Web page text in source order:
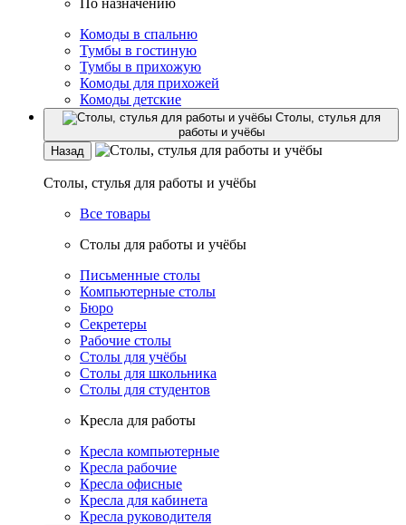
По назначению
Комоды в спальню
Тумбы в гостиную
Тумбы в прихожую
Комоды для прихожей
Комоды детские
Столы, стулья для
работы и учёбы
Назад
Столы, стулья для работы и учёбы
Все товары
Столы для работы и учёбы
Письменные столы
Компьютерные столы
Бюро
Секретеры
Рабочие столы
Столы для учёбы
Столы для школьника
Столы для студентов
Кресла для работы
Кресла компьютерные
Кресла рабочие
Кресла офисные
Кресла для кабинета
Кресла руководителя